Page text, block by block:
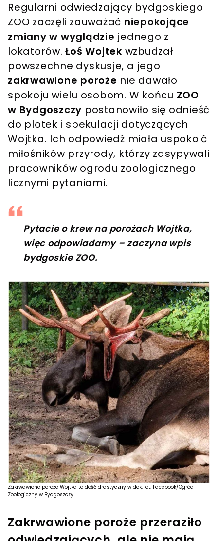
Regularni odwiedzający bydgoskiego
ZOO zaczęli zauważać niepokojące
zmiany w wyglądzie jednego z
lokatorów.Łoś Wojtek wzbudzał
powszechne dyskusje, a jego
zakrwawione poroże nie dawało
spokoju wielu osobom. W końcu ZOO
w Bydgoszczy postanowiło się odnieść
do plotek i spekulacji dotyczących
Wojtka. Ich odpowiedź miała uspokoić
miłośników przyrody, którzy zasypywali
pracowników ogrodu zoologicznego
licznymi pytaniami.
Pytacie o krew na porożach Wojtka,
więc odpowiadamy – zaczyna wpis
bydgoskie ZOO.
Zakrwawione poroże Wojtka to dość drastyczny widok, fot. Facebook/Ogród
Zoologiczny w Bydgoszczy
Zakrwawione poroże przeraziło